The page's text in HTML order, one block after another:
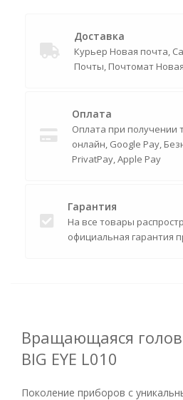
Доставка
Курьер Новая почта,
Почты, Почтомат
Оплата
Оплата при получении
онлайн, Google Pay,
PrivatPay, Apple Pay
Гарантия
На все товары
официальная гарантия
Вращающаяся
BIG EYE L010
Поколение приборов с